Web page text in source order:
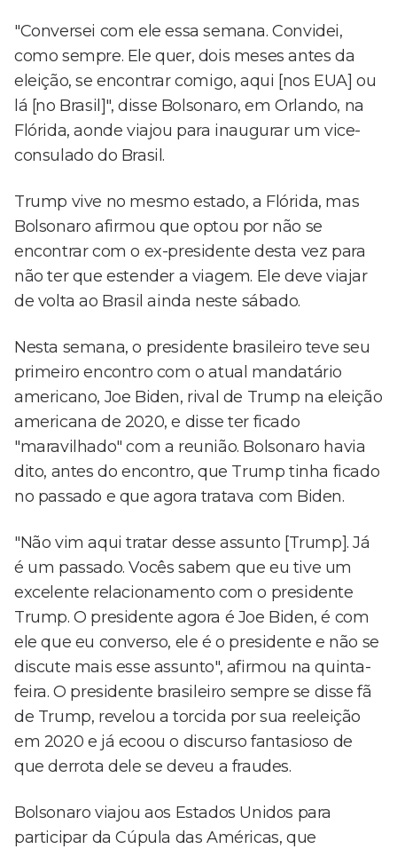
"Conversei com ele essa semana. Convidei,
como sempre. Ele quer, dois meses antes da
eleição, se encontrar comigo, aqui [nos EUA] ou
lá [no Brasil]", disse Bolsonaro, em Orlando, na
Flórida, aonde viajou para inaugurar um vice-
consulado do Brasil.
Trump vive no mesmo estado, a Flórida, mas
Bolsonaro afirmou que optou por não se
encontrar com o ex-presidente desta vez para
não ter que estender a viagem. Ele deve viajar
de volta ao Brasil ainda neste sábado.
Nesta semana, o presidente brasileiro teve seu
primeiro encontro com o atual mandatário
americano, Joe Biden, rival de Trump na eleição
americana de 2020, e disse ter ficado
"maravilhado" com a reunião. Bolsonaro havia
dito, antes do encontro, que Trump tinha ficado
no passado e que agora tratava com Biden.
"Não vim aqui tratar desse assunto [Trump]. Já
é um passado. Vocês sabem que eu tive um
excelente relacionamento com o presidente
Trump. O presidente agora é Joe Biden, é com
ele que eu converso, ele é o presidente e não se
discute mais esse assunto", afirmou na quinta-
feira. O presidente brasileiro sempre se disse fã
de Trump, revelou a torcida por sua reeleição
em 2020 e já ecoou o discurso fantasioso de
que derrota dele se deveu a fraudes.
Bolsonaro viajou aos Estados Unidos para
participar da Cúpula das Américas, que